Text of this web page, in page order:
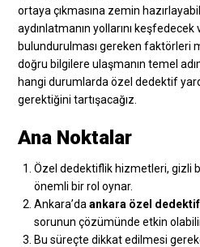
ortaya çıkmasına zemin
aydınlatmanın yollarını
bulundurulması gereken faktörleri
doğru bilgilere ulaşmanın temel
hangi durumlarda özel dedektif
gerektiğini tartışacağız.
Ana Noktalar
Özel dedektiflik hizmetleri, gizli
önemli bir rol oynar.
Ankara’daankara özel dedektif
sorunun çözümünde etkin
Bu süreçte dikkat edilmesi